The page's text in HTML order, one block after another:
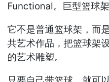
Functional。巨型篮球架
它不是普通篮球架，而
共艺术作品，把篮球架
的艺术雕塑。